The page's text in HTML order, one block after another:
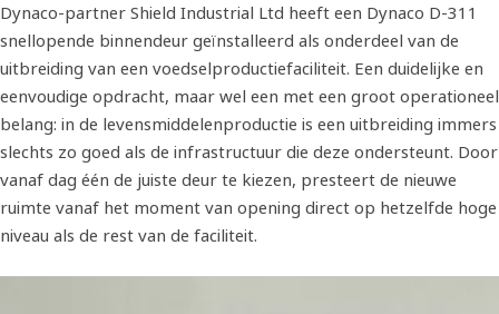
Dynaco-partner Shield Industrial Ltd heeft een Dynaco D-311
snellopende binnendeur geïnstalleerd als onderdeel van de
uitbreiding van een voedselproductiefaciliteit. Een duidelijke en
eenvoudige opdracht, maar wel een met een groot operationeel
belang: in de levensmiddelenproductie is een uitbreiding immers
slechts zo goed als de infrastructuur die deze ondersteunt. Door
vanaf dag één de juiste deur te kiezen, presteert de nieuwe
ruimte vanaf het moment van opening direct op hetzelfde hoge
niveau als de rest van de faciliteit.